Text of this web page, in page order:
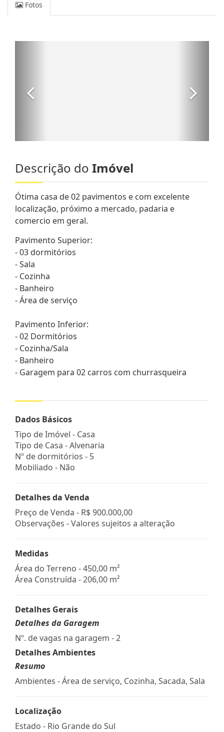
Fotos
Descrição do Imóvel
Ótima casa de 02 pavimentos e com excelente
localização, próximo a mercado, padaria e
comercio em geral.
Pavimento Superior:
- 03 dormitórios
- Sala
- Cozinha
- Banheiro
- Área de serviço
Pavimento Inferior:
- 02 Dormitórios
- Cozinha/Sala
- Banheiro
- Garagem para 02 carros com churrasqueira
Dados Básicos
Tipo de Imóvel - Casa
Tipo de Casa - Alvenaria
Nº de dormitórios - 5
Mobiliado - Não
Detalhes da Venda
Preço de Venda - R$ 900.000,00
Observações - Valores sujeitos a alteração
Medidas
Área do Terreno - 450,00 m²
Área Construída - 206,00 m²
Detalhes Gerais
Detalhes da Garagem
Nº. de vagas na garagem - 2
Detalhes Ambientes
Resumo
Ambientes - Área de serviço, Cozinha, Sacada, Sala
Localização
Estado - Rio Grande do Sul